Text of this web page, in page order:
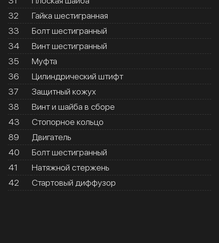
32
Гайка шестигранная
33
Болт шестигранный
34
Винт шестигранный
35
Муфта
36
Цилиндрический штифт
37
Защитный кожух
38
Винт и шайба в сборе
43
Стопорное кольцо
89
Двигатель
40
Болт шестигранный
41
Натяжной стержень
42
Стартовый диффузор